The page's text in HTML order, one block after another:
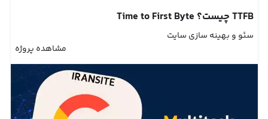
TTFB چیست؟ Time to First Byte
سئو و بهینه سازی سایت
مشاهده پروژه